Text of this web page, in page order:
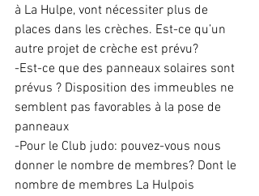
à La Hulpe, vont nécessiter plus de
places dans les crèches. Est-ce qu’un
autre projet de crèche est prévu?
-Est-ce que des panneaux solaires sont
prévus ? Disposition des immeubles ne
semblent pas favorables à la pose de
panneaux
-Pour le Club judo: pouvez-vous nous
donner le nombre de membres? Dont le
nombre de membres La Hulpois